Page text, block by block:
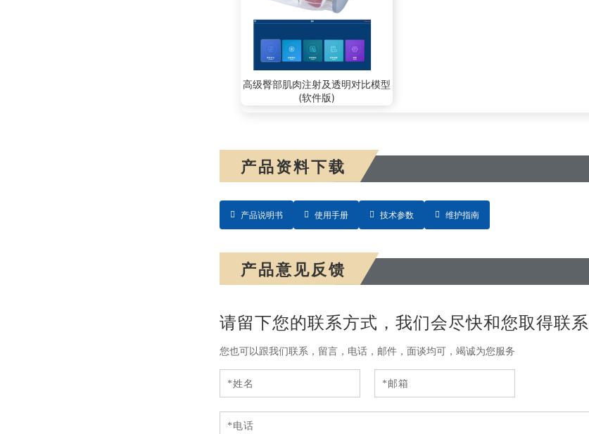
高级臀部肌肉注射及透明对比模型
(软件版)
产品资料下载
产品说明书 使用手册 技术参数 维护指南
产品意见反馈
请留下您的联系方式，我们会尽快和您取得联系
您也可以跟我们联系，留言，电话，邮件，面谈均可，竭诚为您服务